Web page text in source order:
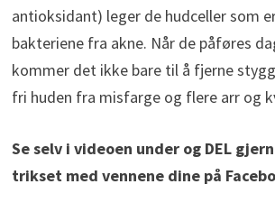
antioksidant) leger de hudceller som
bakteriene fra akne. Når de påføres
kommer det ikke bare til å fjerne
fri huden fra misfarge og flere arr og
Se selv i videoen under og DEL
trikset med vennene dine på